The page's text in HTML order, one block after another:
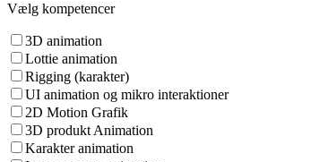
Vælg kompetencer
3D animation
Lottie animation
Rigging (karakter)
UI animation og mikro interaktioner
2D Motion Grafik
3D produkt Animation
Karakter animation